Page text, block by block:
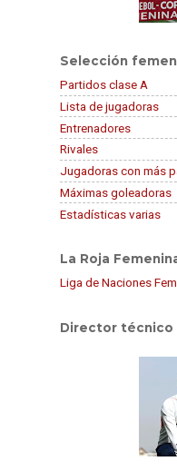
Selección
Partidos clase A
Lista de jugadoras
Entrenadores
Rivales
Jugadoras con más
Máximas goleadoras
Estadísticas varias
La Roja
Liga de Naciones
Director técnico